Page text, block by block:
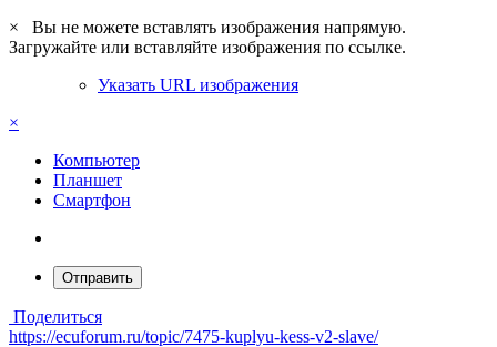
×
Вы не можете вставлять изображения напрямую.
Загружайте или вставляйте изображения по ссылке.
Указать URL изображения
×
Компьютер
Планшет
Смартфон
Отправить
Поделиться
https://ecuforum.ru/topic/7475-kuplyu-kess-v2-slave/